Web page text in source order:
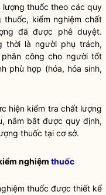
thuốc theo các quy
kiểm nghiệm chất
đã được phê duyệt.
thời là người phụ trách,
công cho người tốt
phù hợp (hóa, hóa sinh,
hiện kiểm tra chất lượng
nắm bắt được quy định,
thuốc tại cơ sở.
nghiệm thuốc
thuốc được thiết kế